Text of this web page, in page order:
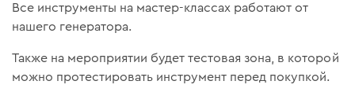
Все инструменты на мастер-классах работают от
нашего генератора.
Также на мероприятии будет тестовая зона, в которой
можно протестировать инструмент перед покупкой.